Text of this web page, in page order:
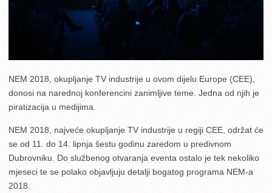
NEM 2018, okupljanje TV industrije u ovom dijelu Europe (CEE),
donosi na narednoj konferencini zanimljive teme. Jedna od njih je
piratizacija u medijima.
NEM 2018, najveće okupljanje TV industrije u regiji CEE, održat će
se od 11. do 14. lipnja šestu godinu zaredom u predivnom
Dubrovniku. Do službenog otvaranja eventa ostalo je tek nekoliko
mjeseci te se polako objavljuju detalji bogatog programa NEM-a
2018.